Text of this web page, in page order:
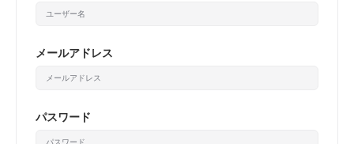
メールアドレス
パスワード